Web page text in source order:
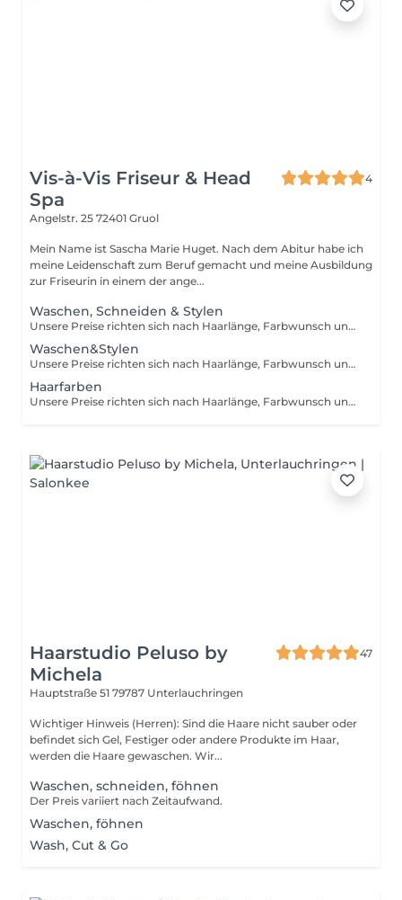
Vis-à-Vis Friseur & Head
Spa
4
Angelstr. 25 72401 Gruol
Mein Name ist Sascha Marie Huget. Nach dem Abitur habe ich
meine Leidenschaft zum Beruf gemacht und meine Ausbildung
zur Friseurin in einem der ange...
Waschen, Schneiden & Stylen
Unsere Preise richten sich nach Haarlänge, Farbwunsch und Zeitbedarf.
Waschen&Stylen
Unsere Preise richten sich nach Haarlänge, Farbwunsch und Zeitbedarf.
Haarfarben
Unsere Preise richten sich nach Haarlänge, Farbwunsch und Zeitbedarf.
Haarstudio Peluso by
Michela
47
Hauptstraße 51 79787 Unterlauchringen
Wichtiger Hinweis (Herren): Sind die Haare nicht sauber oder
befindet sich Gel, Festiger oder andere Produkte im Haar,
werden die Haare gewaschen. Wir...
Waschen, schneiden, föhnen
Der Preis variiert nach Zeitaufwand.
Waschen, föhnen
Wash, Cut & Go